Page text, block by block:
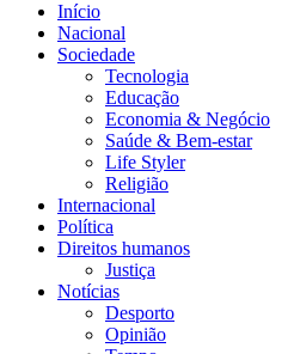
Início
Nacional
Sociedade
Tecnologia
Educação
Economia & Negócio
Saúde & Bem-estar
Life Styler
Religião
Internacional
Política
Direitos humanos
Justiça
Notícias
Desporto
Opinião